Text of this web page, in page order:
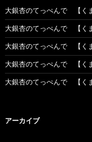
大銀杏のてっぺんで 【く
大銀杏のてっぺんで 【く
大銀杏のてっぺんで 【く
大銀杏のてっぺんで 【く
大銀杏のてっぺんで 【く
アーカイブ